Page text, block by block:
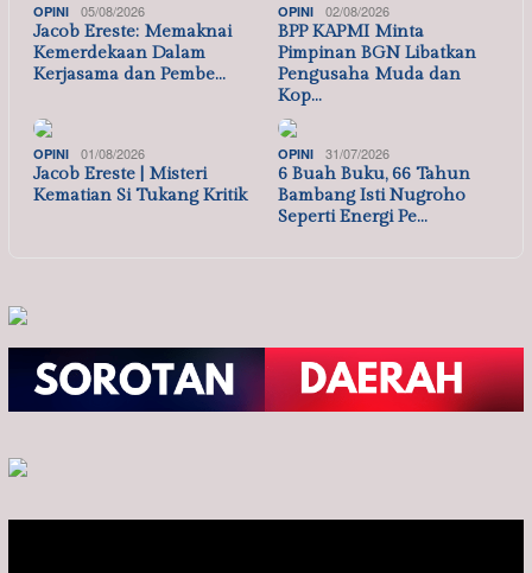
OPINI 05/08/2026
Jacob Ereste: Memaknai
Kemerdekaan Dalam
Kerjasama dan Pembe…
OPINI 02/08/2026
BPP KAPMI Minta
Pimpinan BGN Libatkan
Pengusaha Muda dan
Kop…
OPINI 01/08/2026
Jacob Ereste | Misteri
Kematian Si Tukang Kritik
OPINI 31/07/2026
6 Buah Buku, 66 Tahun
Bambang Isti Nugroho
Seperti Energi Pe…